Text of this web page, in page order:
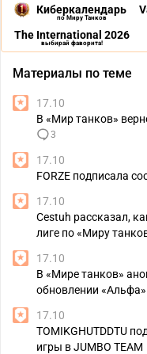
Киберкалендарь
по Миру Танков
The International 2026
выбирай фаворита!
Материалы по теме
17.10
В «Мир танков»
3
17.10
FORZE подписала
17.10
Cestuh рассказал,
лиге по «Миру
17.10
В «Мире танков»
обновлении «Альфа»
17.10
TOMIKGHUTDDTU
игры в JUMBO TEAM